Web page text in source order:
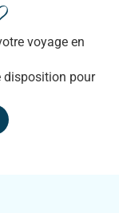
voyage en
pour